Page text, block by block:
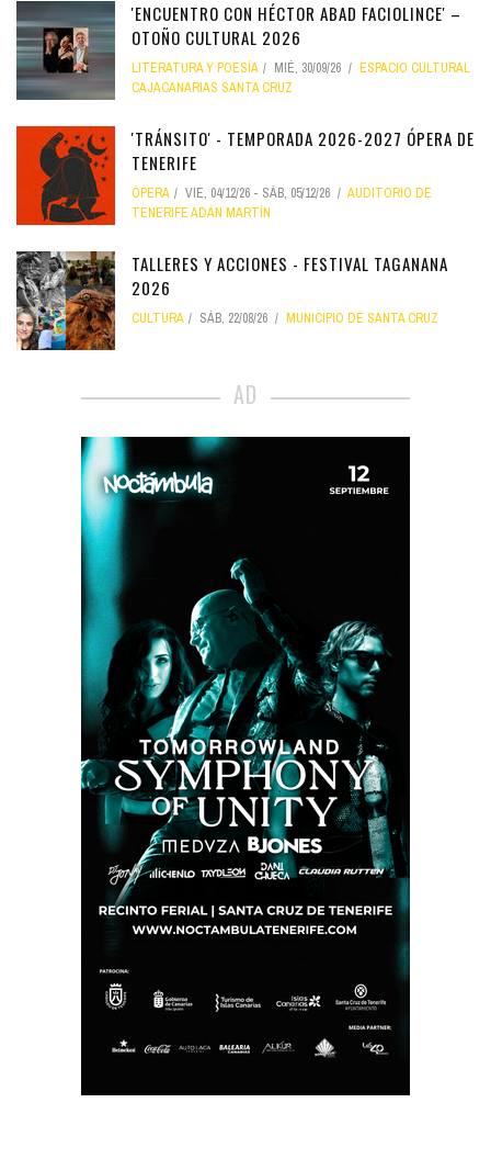
'ENCUENTRO CON HÉCTOR ABAD FACIOLINCE' –
OTOÑO CULTURAL 2026
LITERATURA Y POESÍA MIÉ, 30/09/26
ESPACIO CULTURAL
CAJACANARIAS SANTA CRUZ
'TRÁNSITO' - TEMPORADA 2026-2027 ÓPERA DE
TENERIFE
ÓPERA VIE, 04/12/26 - SÁB, 05/12/26
AUDITORIO DE
TENERIFE ADÁN MARTÍN
TALLERES Y ACCIONES - FESTIVAL TAGANANA
2026
CULTURA SÁB, 22/08/26 MUNICIPIO DE SANTA CRUZ
AD